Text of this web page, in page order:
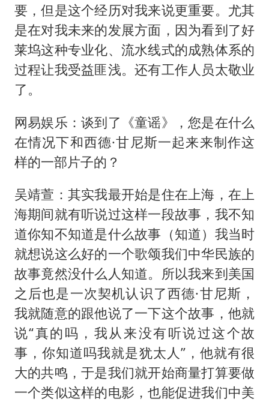
要，但是这个经历对我来说更重要。尤其
是在对我未来的发展方面，因为看到了好
莱坞这种专业化、流水线式的成熟体系的
过程让我受益匪浅。还有工作人员太敬业
了。
网易娱乐：谈到了《童谣》，您是在什么
在情况下和西德·甘尼斯一起来来制作这
样的一部片子的？
吴靖萱：其实我最开始是住在上海，在上
海期间就有听说过这样一段故事，我不知
道你知不知道是什么故事（知道）我当时
就想说这么好的一个歌颂我们中华民族的
故事竟然没什么人知道。所以我来到美国
之后也是一次契机认识了西德·甘尼斯，
我就随意的跟他说了一下这个故事，他就
说“真的吗，我从来没有听说过这个故
事，你知道吗我就是犹太人”，他就有很
大的共鸣，于是我们就开始商量打算要做
一个类似这样的电影，也能促进我们中美